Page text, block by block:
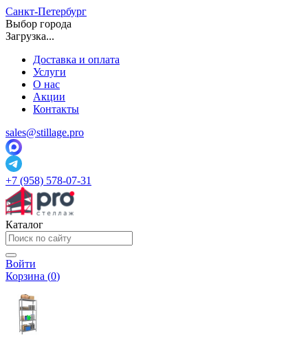
Санкт-Петербург
Выбор города
Загрузка...
Доставка и оплата
Услуги
О нас
Акции
Контакты
sales@stillage.pro
+7 (958) 578-07-31
Каталог
Войти
Корзина (0)